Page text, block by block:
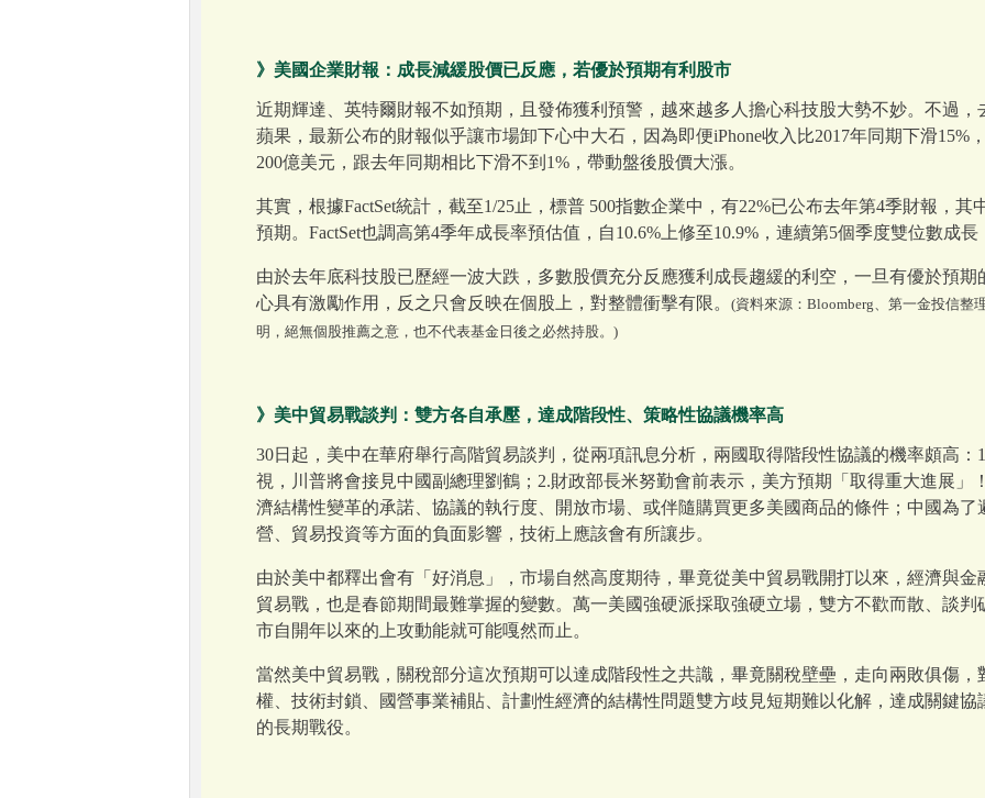
》美國企業財報：成長減緩股價已反應，若優於預期有利股市
近期輝達、英特爾財報不如預期，且發佈獲利預警，越來越多人擔心科技股大勢不妙。不過
蘋果，最新公布的財報似乎讓市場卸下心中大石，因為即便iPhone收入比2017年同期下滑15%
200億美元，跟去年同期相比下滑不到1%，帶動盤後股價大漲。
其實，根據FactSet統計，截至1/25止，標普 500指數企業中，有22%已公布去年第4季財報，其
預期。FactSet也調高第4季年成長率預估值，自10.6%上修至10.9%，連續第5個季度雙位數成
由於去年底科技股已歷經一波大跌，多數股價充分反應獲利成長趨緩的利空，一旦有優於預
心具有激勵作用，反之只會反映在個股上，對整體衝擊有限。 (資料來源：Bloomberg、第一金投信整
明，絕無個股推薦之意，也不代表基金日後之必然持股。)
》美中貿易戰談判：雙方各自承壓，達成階段性、策略性協議機率高
30日起，美中在華府舉行高階貿易談判，從兩項訊息分析，兩國取得階段性協議的機率頗高：
視，川普將會接見中國副總理劉鶴；2.財政部長米努勤會前表示，美方預期「取得重大進展」
濟結構性變革的承諾、協議的執行度、開放市場、或伴隨購買更多美國商品的條件；中國為
營、貿易投資等方面的負面影響，技術上應該會有所讓步。
由於美中都釋出會有「好消息」，市場自然高度期待，畢竟從美中貿易戰開打以來，經濟與
貿易戰，也是春節期間最難掌握的變數。萬一美國強硬派採取強硬立場，雙方不歡而散、談
市自開年以來的上攻動能就可能嘎然而止。
當然美中貿易戰，關稅部分這次預期可以達成階段性之共識，畢竟關稅壁壘，走向兩敗俱傷
權、技術封鎖、國營事業補貼、計劃性經濟的結構性問題雙方歧見短期難以化解，達成關鍵
的長期戰役。